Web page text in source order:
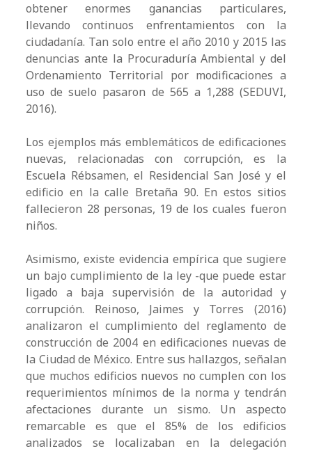
obtener enormes ganancias particulares,
llevando continuos enfrentamientos con la
ciudadanía. Tan solo entre el año 2010 y 2015 las
denuncias ante la Procuraduría Ambiental y del
Ordenamiento Territorial por modificaciones a
uso de suelo pasaron de 565 a 1,288 (SEDUVI,
2016).
Los ejemplos más emblemáticos de edificaciones
nuevas, relacionadas con corrupción, es la
Escuela Rébsamen, el Residencial San José y el
edificio en la calle Bretaña 90. En estos sitios
fallecieron 28 personas, 19 de los cuales fueron
niños.
Asimismo, existe evidencia empírica que sugiere
un bajo cumplimiento de la ley -que puede estar
ligado a baja supervisión de la autoridad y
corrupción. Reinoso, Jaimes y Torres (2016)
analizaron el cumplimiento del reglamento de
construcción de 2004 en edificaciones nuevas de
la Ciudad de México. Entre sus hallazgos, señalan
que muchos edificios nuevos no cumplen con los
requerimientos mínimos de la norma y tendrán
afectaciones durante un sismo. Un aspecto
remarcable es que el 85% de los edificios
analizados se localizaban en la delegación